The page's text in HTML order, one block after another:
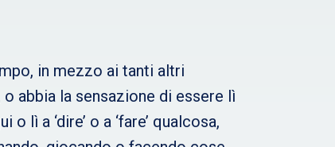
in mezzo ai tanti altri
abbia la sensazione di essere lì
lì a ‘dire’ o a ‘fare’ qualcosa,